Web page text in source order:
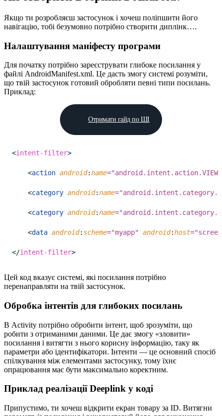
Якщо ти розробляєш застосунок і хочеш поліпшити його
навігацію, тобі безумовно потрібно створити диплінк….
Налаштування маніфесту програми
Для початку потрібно зареєструвати глибоке посилання у
файлі AndroidManifest.xml. Це дасть змогу системі розуміти,
що твій застосунок готовий обробляти певні типи посилань.
Приклад:
Отримати гайд по ШІ
<intent-filter>
<action android:name="android.intent.action.VIEW"
<category android:name=
<category android:name=
<data android: scheme="myapp" android:host=
</intent-filter>
Цей код вказує системі, які посилання потрібно
перенаправляти на твій застосунок.
Обробка інтентів для глибоких посилань
В Activity потрібно обробити інтент, щоб зрозуміти, що
робити з отриманими даними. Це дає змогу «зловити»
посилання і витягти з нього корисну інформацію, таку як
параметри або ідентифікатори. Інтенти — це основний спосіб
спілкування між елементами застосунку, тому їхнє
опрацювання має бути максимально коректним.
Приклад реалізації Deeplink у коді
Припустимо, ти хочеш відкрити екран товару за ID. Витягни